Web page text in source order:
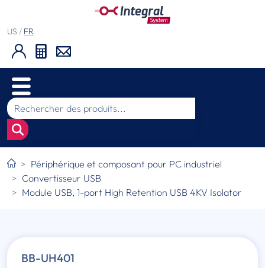
US / FR
Périphérique et composant pour PC industriel
Convertisseur USB
Module USB, 1-port High Retention USB 4KV Isolator
BB-UH401